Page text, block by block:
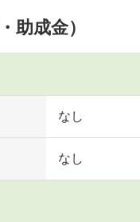
助成金）
なし
なし